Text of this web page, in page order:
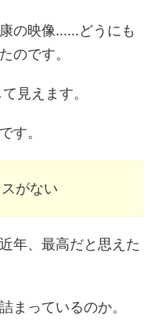
の映像……どうにも
のです。
見えます。
す。
がない
年、最高だと思えた
まっているのか。